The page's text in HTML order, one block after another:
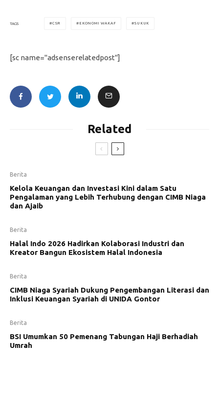
TAGS CSR EKONOMI WAKAF SUKUK
[sc name="adsenserelatedpost"]
Related
Berita
Kelola Keuangan dan Investasi Kini dalam Satu
Pengalaman yang Lebih Terhubung dengan CIMB Niaga
dan Ajaib
Berita
Halal Indo 2026 Hadirkan Kolaborasi Industri dan
Kreator Bangun Ekosistem Halal Indonesia
Berita
CIMB Niaga Syariah Dukung Pengembangan Literasi dan
Inklusi Keuangan Syariah di UNIDA Gontor
Berita
BSI Umumkan 50 Pemenang Tabungan Haji Berhadiah
Umrah